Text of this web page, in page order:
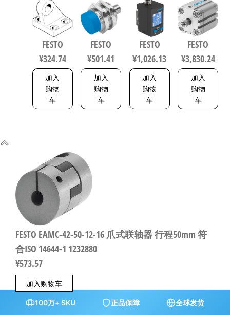
件 规格63
33846
FESTO
¥324.74
加入
购物
车
接近传感
器 符合EN
60947-5-2
150443
FESTO
¥501.41
加入
购物
车
PNLK-
PNVBA-M8U
数字压力
传感器 符
合EN 60947-
5-2 8001232
FESTO
¥1,026.13
加入
购物
车
凑型抗扭
气缸 行程
60mm 缸径
80mm
156833
FESTO
¥3,830.24
加入
购物
车
FESTO EAMC-42-50-12-16 爪式联轴器 行程50mm 符
合ISO 14644-1 1232880
¥573.57
加入购物车
100万+ SKU 正品保障 全球发货